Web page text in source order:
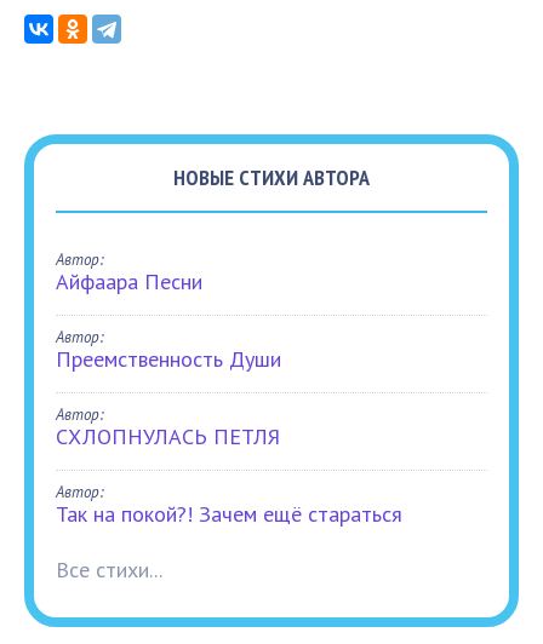
НОВЫЕ СТИХИ АВТОРА
Автор:
Айфаара Песни
Автор:
Преемственность Души
Автор:
СХЛОПНУЛАСЬ ПЕТЛЯ
Автор:
Так на покой?! Зачем ещё стараться
Все стихи...